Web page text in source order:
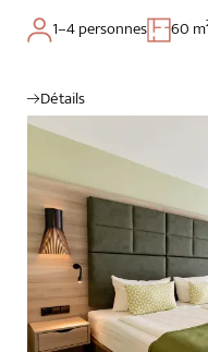
1–4 personnes 60
Détails